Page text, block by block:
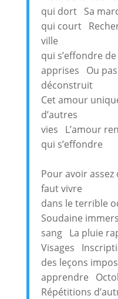
qui dort Sa
qui court
ville
qui s’effondre
apprises Ou
déconstruit
Cet amour
d’autres
vies L’amour
qui s’effondre
Pour avoir
faut vivre
dans le terrible
Soudaine
sang La pluie
Visages
des leçons
apprendre
Répétitions